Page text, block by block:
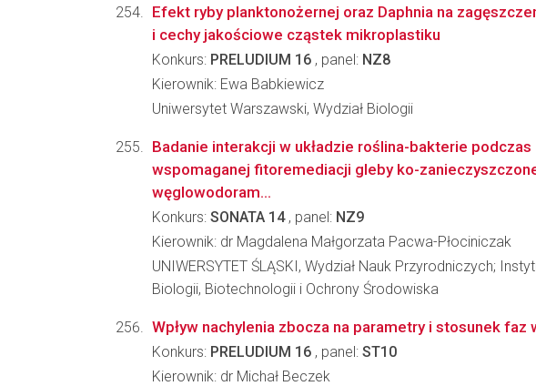
Efekt ryby planktonożernej oraz Daphnia na
i cechy jakościowe cząstek mikroplastiku
Konkurs: PRELUDIUM 16 , panel: NZ8
Kierownik: Ewa Babkiewicz
Uniwersytet Warszawski, Wydział Biologii
Badanie interakcji w układzie roślina-bakterie podczas
wspomaganej fitoremediacji gleby ko-
węglowodoram...
Konkurs: SONATA 14, panel: NZ9
Kierownik: dr Magdalena Małgorzata Pacwa-Płociniczak
UNIWERSYTET ŚLĄSKI, Wydział Nauk Przyrodniczych;
Biologii, Biotechnologii i Ochrony Środowiska
Wpływ nachylenia zbocza na parametry i stosunek
Konkurs: PRELUDIUM 16 , panel: ST10
Kierownik: dr Michał Beczek